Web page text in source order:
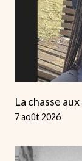
La chasse
7 août 2026